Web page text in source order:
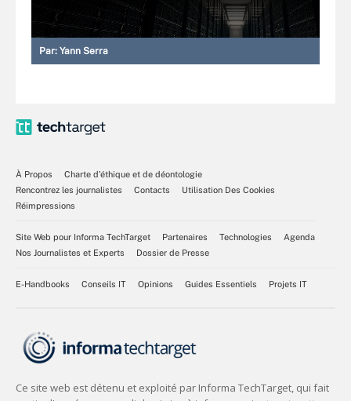
Par: Yann Serra
À Propos
Charte d’éthique et de déontologie
Rencontrez les journalistes
Contacts
Utilisation Des Cookies
Réimpressions
Site Web pour Informa TechTarget Partenaires Technologies
Agenda
Nos Journalistes et Experts
Dossier de Presse
E-Handbooks Conseils IT Opinions Guides Essentiels Projets IT